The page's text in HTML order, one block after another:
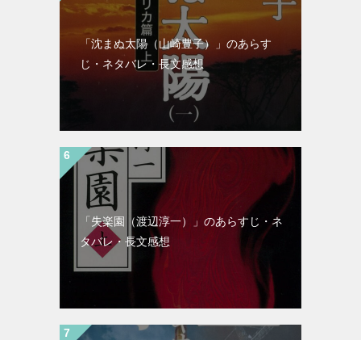
「沈まぬ太陽（山崎豊子）」のあらす
じ・ネタバレ・長文感想
「失楽園（渡辺淳一）」のあらすじ・ネ
タバレ・長文感想